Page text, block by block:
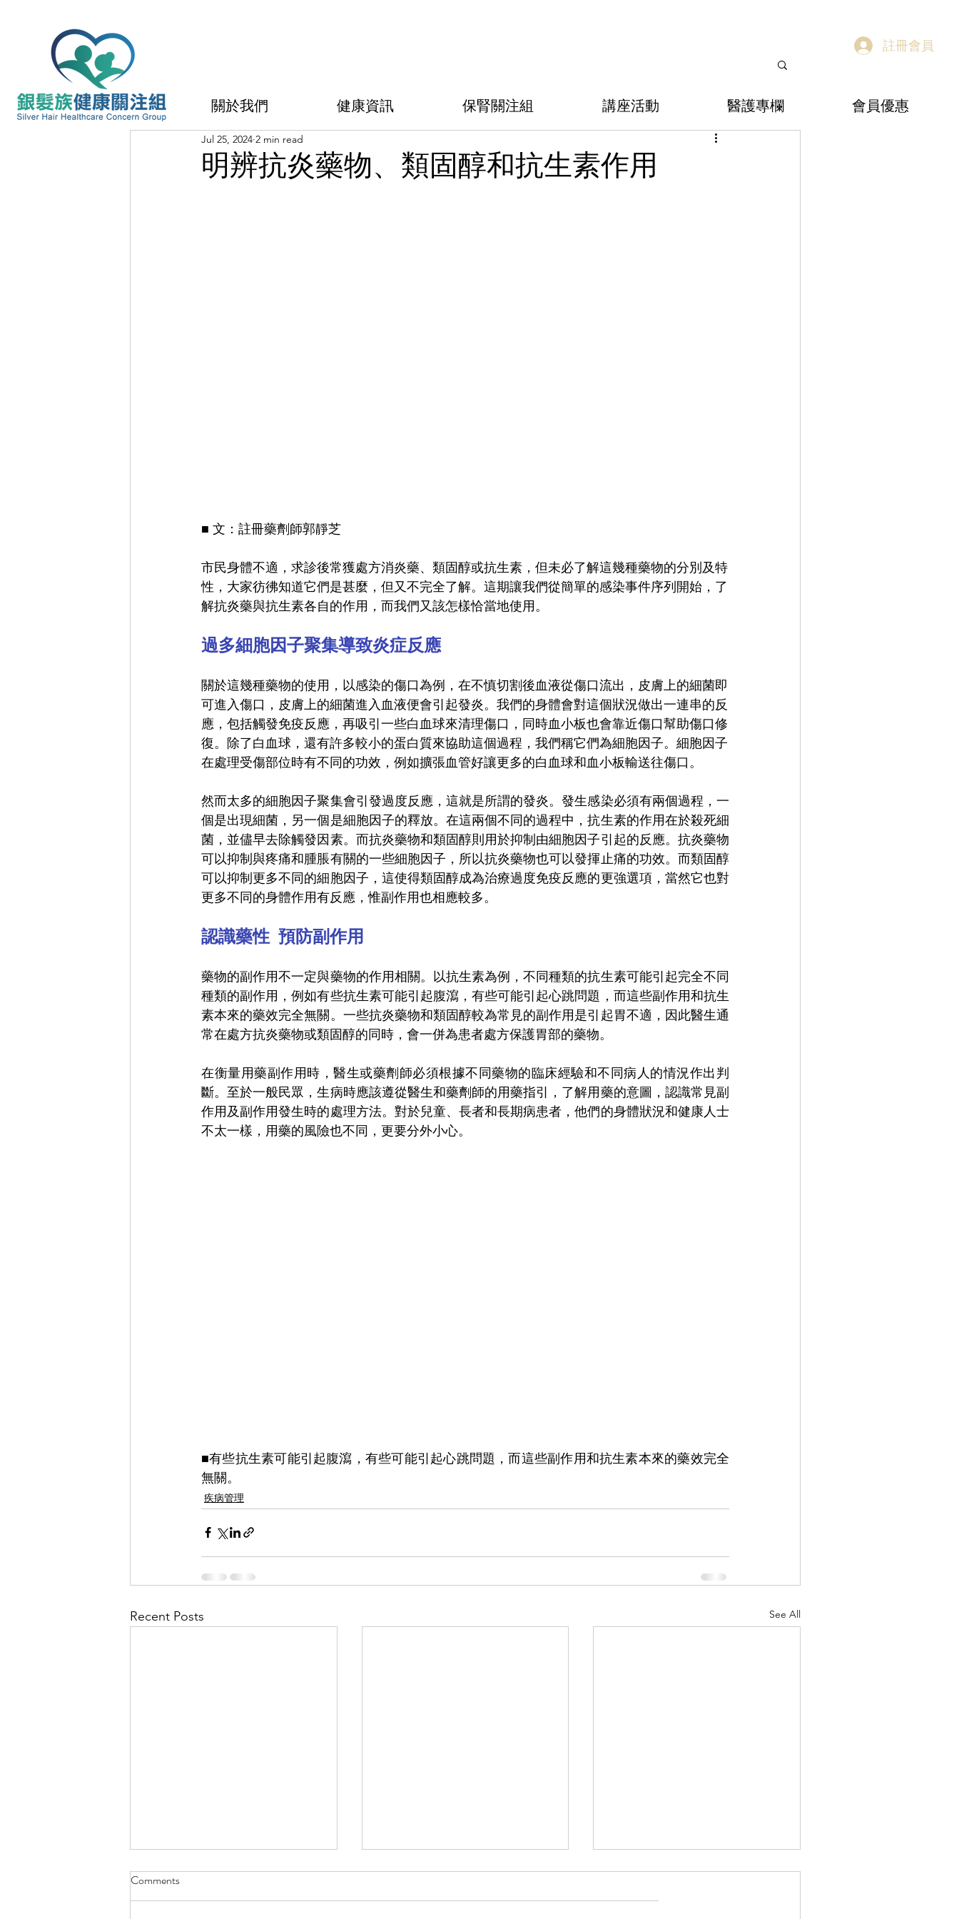
關於我們 健康資訊 保腎關注組 講座活動 醫護專欄 會員優惠
註冊會員
明辨抗炎藥物、類固醇和抗生素作用
Jul 25, 2024 2 min read
■ 文：註冊藥劑師郭靜芝
市民身體不適，求診後常獲處方消炎藥、類固醇或抗生素，但未必了解這幾種藥物的分別及特
性，大家彷彿知道它們是甚麼，但又不完全了解。這期讓我們從簡單的感染事件序列開始，了
解抗炎藥與抗生素各自的作用，而我們又該怎樣恰當地使用。
過多細胞因子聚集導致炎症反應
關於這幾種藥物的使用，以感染的傷口為例，在不慎切割後血液從傷口流出，皮膚上的細菌即
可進入傷口，皮膚上的細菌進入血液便會引起發炎。我們的身體會對這個狀況做出一連串的反
應，包括觸發免疫反應，再吸引一些白血球來清理傷口，同時血小板也會靠近傷口幫助傷口修
復。除了白血球，還有許多較小的蛋白質來協助這個過程，我們稱它們為細胞因子。細胞因子
在處理受傷部位時有不同的功效，例如擴張血管好讓更多的白血球和血小板輸送往傷口。
然而太多的細胞因子聚集會引發過度反應，這就是所謂的發炎。發生感染必須有兩個過程，一
個是出現細菌，另一個是細胞因子的釋放。在這兩個不同的過程中，抗生素的作用在於殺死細
菌，並儘早去除觸發因素。而抗炎藥物和類固醇則用於抑制由細胞因子引起的反應。抗炎藥物
可以抑制與疼痛和腫脹有關的一些細胞因子，所以抗炎藥物也可以發揮止痛的功效。而類固醇
可以抑制更多不同的細胞因子，這使得類固醇成為治療過度免疫反應的更強選項，當然它也對
更多不同的身體作用有反應，惟副作用也相應較多。
認識藥性  預防副作用
藥物的副作用不一定與藥物的作用相關。以抗生素為例，不同種類的抗生素可能引起完全不同
種類的副作用，例如有些抗生素可能引起腹瀉，有些可能引起心跳問題，而這些副作用和抗生
素本來的藥效完全無關。一些抗炎藥物和類固醇較為常見的副作用是引起胃不適，因此醫生通
常在處方抗炎藥物或類固醇的同時，會一併為患者處方保護胃部的藥物。
在衡量用藥副作用時，醫生或藥劑師必須根據不同藥物的臨床經驗和不同病人的情況作出判
斷。至於一般民眾，生病時應該遵從醫生和藥劑師的用藥指引，了解用藥的意圖，認識常見副
作用及副作用發生時的處理方法。對於兒童、長者和長期病患者，他們的身體狀況和健康人士
不太一樣，用藥的風險也不同，更要分外小心。
■有些抗生素可能引起腹瀉，有些可能引起心跳問題，而這些副作用和抗生素本來的藥效完全
無關。
疾病管理
Recent Posts See All
Comments